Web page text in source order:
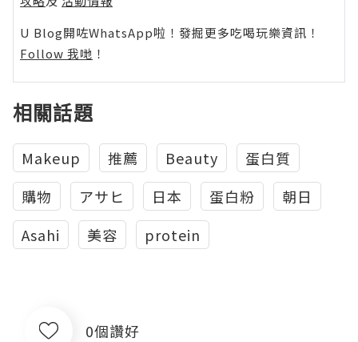
U Blog開咗WhatsApp啦！發掘更多吃喝玩樂資訊！
Follow 我哋 ！
相關話題
Makeup 推薦 Beauty
蛋白質
購物
アサヒ 日本 蛋白粉
朝日
Asahi
美容 protein
0個讚好